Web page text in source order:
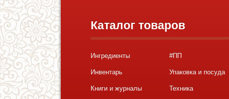
Каталог товаров
Ингредиенты #ПП
Инвентарь Упаковка и посуда
Книги и журналы Техника